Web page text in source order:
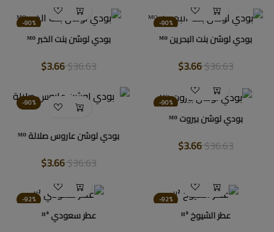
-90%
بودي لوشن بنت البحرين ᴹᴼ
$36.63
$3.66
-90%
بودي لوشن بنت الخبر ᴹᴼ
$36.63
$3.66
-90%
بودي لوشن بيروت ᴹᴼ
$36.63
$3.66
-90%
بودي لوشن عاروس صلالة ᴹᴼ
$36.63
$3.66
-92%
عطر الشيوخ ᴴ²
-92%
عطر سعودي ᴴ²